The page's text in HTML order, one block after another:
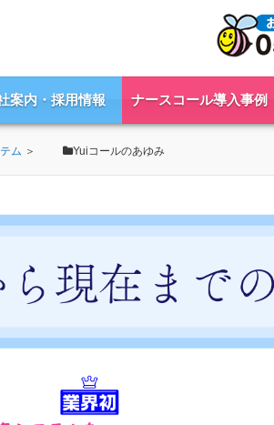
案内・採用情報 ナースコール導入事例
ム ＞ Yuiコールのあゆみ